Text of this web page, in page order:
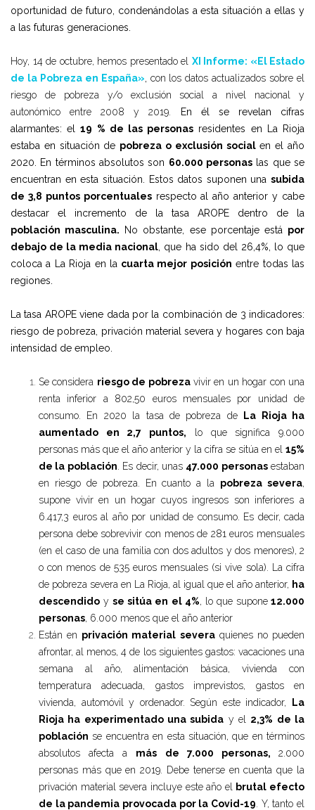
oportunidad de futuro, condenándolas a esta situación a ellas y
a las futuras generaciones.
Hoy, 14 de octubre, hemos presentado el XI Informe: «El Estado
de la Pobreza en España» con los datos actualizados sobre el
riesgo de pobreza y/o exclusión social a nivel nacional y
autonómico entre 2008 y 2019. En él se revelan
cifras
alarmantes: el19 % de las personas residentes en La Rioja
estaba en situación de pobreza o exclusión socialen el año
2020. En términos absolutos son 60.000 personas las que se
encuentran en esta situación. Estos datos suponen una subida
de 3,8 puntos porcentualesrespecto al año anterior y cabe
destacar el incremento de la tasa AROPE dentro de la
población masculina. No obstante, ese porcentaje está por
debajo de la media nacional , que ha sido del 26,4%, lo que
coloca a La Rioja en la cuarta mejor posición entre todas las
regiones.
La tasa AROPE viene dada por la combinación de 3 indicadores:
riesgo de pobreza, privación material severa y hogares con baja
intensidad de empleo.
Se considera riesgo de pobrezavivir en un hogar con una
renta inferior a 802,50 euros mensuales por unidad de
consumo. En 2020 la tasa de pobreza de La Rioja ha
aumentado en 2,7 puntos, lo que significa 9.000
personas más que el año anterior y la cifra se sitúa en el 15%
de la población . Es decir, unas 47.000 personasestaban
en riesgo de pobreza. En cuanto a la pobreza severa,
supone vivir en un hogar cuyos ingresos son inferiores a
6.417,3 euros al año por unidad de consumo. Es decir, cada
persona debe sobrevivir con menos de 281 euros mensuales
(en el caso de una familia con dos adultos y dos menores), 2
o con menos de 535 euros mensuales (si vive sola). La cifra
de pobreza severa en La Rioja, al igual que el año anterior, ha
descendido yse sitúa en el 4%, lo que supone12.000
personas, 6.000 menos que el año anterior
Están en privación material severaquienes no pueden
afrontar, al menos, 4 de los siguientes gastos: vacaciones una
semana al año, alimentación básica, vivienda con
temperatura adecuada, gastos imprevistos, gastos en
vivienda, automóvil y ordenador. Según este indicador, La
Rioja ha experimentado una subida y el 2,3% de la
población se encuentra en esta situación, que en términos
absolutos afecta a más de 7.000 personas,2.000
personas más que en 2019. Debe tenerse en cuenta que la
privación material severa incluye este año el brutal efecto
de la pandemia provocada por la Covid-19 . Y, tanto el